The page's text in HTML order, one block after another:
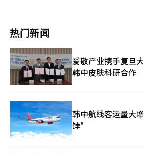
人均消费显著高于其他国家，团体游客回流
日至8日）及10月底在庆尚北道庆州举行的
（APEC）领导人非正式会议，被业界视
窗口期”。 据中国国家移民管理局数据显示，2024年上半年通过
免签方式入境中国的外国人已达2011.5万
自去年11月中国对韩国实施免签政策以来
回暖。韩国免税行业密切关注政策动向，积
返市场的关键时刻。
（20%）等人力成本优化措施也开始出现成效。 新罗、 新
现代等其他免税企业也计划下半年通过压缩
世界免税店去年11月首次引进退职申请制
官在内的7至8名高管进行薪酬削减20%。
益不佳的釜山市内免税店。 现代免税店在上月初开始受理退职申
请，并计划7月关闭首尔东大门店，并把位
至两层，提高业务效率。对此，大信证券研
示，通过企业努力，市内免税店业务的盈
场免税店在租金压力下业绩依旧不佳，但正
判，预计第二至三季度会迎来可见成效。 韩华投资证券研究员李
珍协（音）指出，乐天免税店终止代购业务
缩减低效批发销售，因此免税企业在与代购
导权，通过减少折扣力度来提升利润，随着
热门新闻
爱敬产业携手复旦
韩中皮肤科研合作
韩中航线客运量大
饽"